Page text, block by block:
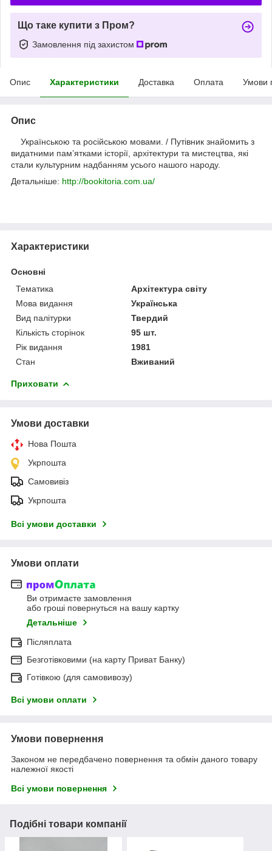
Що таке купити з Пром?
Замовлення під захистом
Опис Характеристики Доставка Оплата Умови
Опис
Українською та російською мовами. / Путівник знайомить з
видатними пам’ятками історії, архітектури та мистецтва, які
стали культурним надбанням усього нашого народу.
Детальніше: http://bookitoria.com.ua/
Характеристики
Основні
Тематика
Архітектура світу
Мова видання
Українська
Вид палітурки
Твердий
Кількість сторінок
95 шт.
Рік видання
1981
Стан
Вживаний
Приховати
Умови доставки
Нова Пошта
Укрпошта
Самовивіз
Укрпошта
Всі умови доставки
Умови оплати
Ви отримаєте замовлення
або гроші повернуться на вашу картку
Детальніше
Післяплата
Безготівковими (на карту Приват Банку)
Готівкою (для самовивозу)
Всі умови оплати
Умови повернення
Законом не передбачено повернення та обмін даного товару
належної якості
Всі умови повернення
Подібні товари компанії